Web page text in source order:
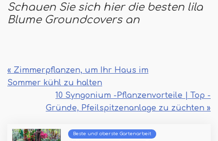
Schauen Sie sich hier die besten lila
Blume Groundcovers an
« Zimmerpflanzen, um Ihr Haus im
Sommer kühl zu halten
10 Syngonium -Pflanzenvorteile | Top -
Gründe, Pfeilspitzenanlage zu züchten »
Beste und oberste Gartenarbeit